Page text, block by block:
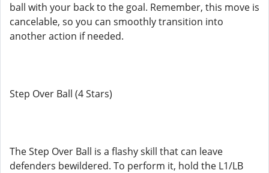
ball with your back to the goal. Remember, this move is
cancelable, so you can smoothly transition into
another action if needed.
Step Over Ball (4 Stars)
The Step Over Ball is a flashy skill that can leave
defenders bewildered. To perform it, hold the L1/LB